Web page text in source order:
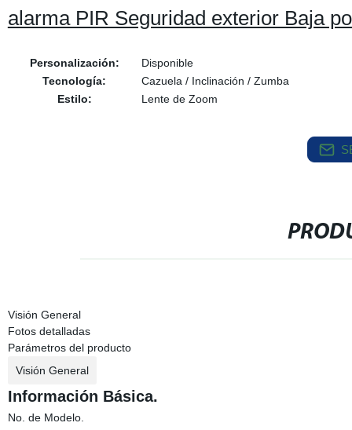
alarma PIR Seguridad exterior Baja
Personalización:
Disponible
Tecnología:
Cazuela / Inclinación / Zumba
Estilo:
Lente de Zoom
Visión General
Fotos detalladas
Parámetros del producto
Visión General
Información Básica.
No. de Modelo.